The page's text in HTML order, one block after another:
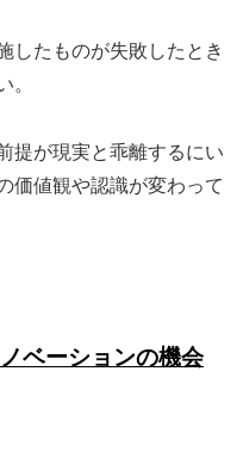
したものが失敗したとき
。
提が現実と乖離するにい
価値観や認識が変わって
ベーションの機会